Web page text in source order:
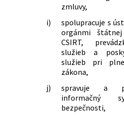
zmluvy,
i)
spolupracuje s
orgánmi
CSIRT,
služieb a
služieb pri
zákona,
j)
spravuje a
informačný
bezpečnosti,